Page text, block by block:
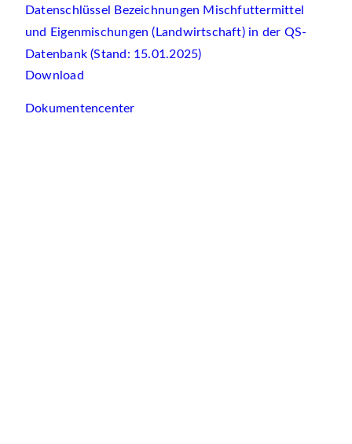
Datenschlüssel Bezeichnungen Mischfuttermittel
und Eigenmischungen (Landwirtschaft) in der QS-
Datenbank (Stand: 15.01.2025)
Download
Dokumentencenter